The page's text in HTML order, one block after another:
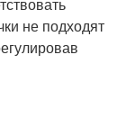
не подходят